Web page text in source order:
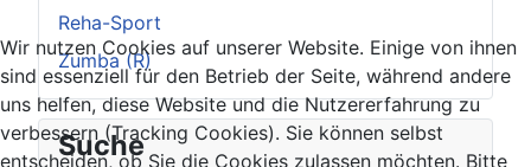
Reha-Sport
Zumba (R)
Suche
Wir nutzen Cookies auf unserer Website. Einige von ihnen
sind essenziell für den Betrieb der Seite, während andere
uns helfen, diese Website und die Nutzererfahrung zu
verbessern (Tracking Cookies). Sie können selbst
entscheiden, ob Sie die Cookies zulassen möchten. Bitte